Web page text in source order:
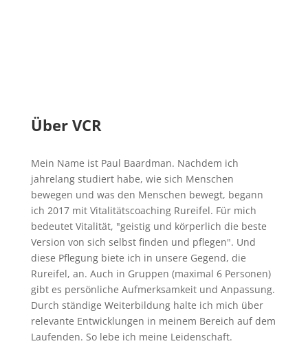
Über VCR
Mein Name ist Paul Baardman. Nachdem ich
jahrelang studiert habe, wie sich Menschen
bewegen und was den Menschen bewegt, begann
ich 2017 mit Vitalitätscoaching Rureifel. Für mich
bedeutet Vitalität, "geistig und körperlich die beste
Version von sich selbst finden und pflegen". Und
diese Pflegung biete ich in unsere Gegend, die
Rureifel, an. Auch in Gruppen (maximal 6 Personen)
gibt es persönliche Aufmerksamkeit und Anpassung.
Durch ständige Weiterbildung halte ich mich über
relevante Entwicklungen in meinem Bereich auf dem
Laufenden. So lebe ich meine Leidenschaft.